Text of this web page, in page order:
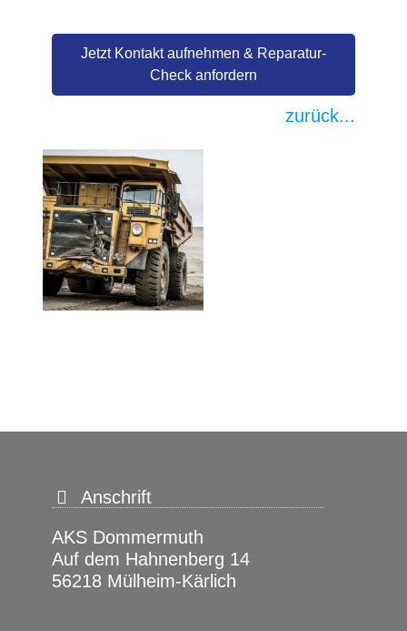
Jetzt Kontakt aufnehmen & Reparatur-
Check anfordern
zurück...
Anschrift
AKS Dommermuth
Auf dem Hahnenberg 14
56218 Mülheim-Kärlich